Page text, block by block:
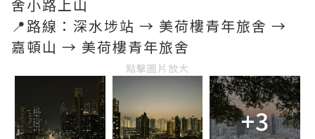
舍小路上山
📍路線：深水埗站 → 美荷樓青年旅舍 →
嘉頓山 → 美荷樓青年旅舍
點擊圖片放大
+3